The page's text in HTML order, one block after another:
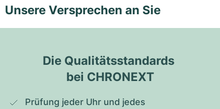
Unsere Versprechen an Sie
Die Qualitätsstandards
bei CHRONEXT
Prüfung jeder Uhr und jedes